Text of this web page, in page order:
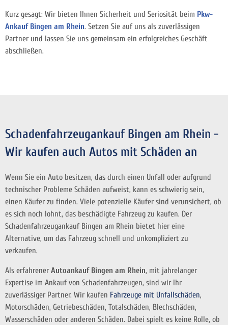
Kurz gesagt: Wir bieten Ihnen Sicherheit und Seriosität beim Pkw-
Ankauf Bingen am Rhein. Setzen Sie auf uns als zuverlässigen
Partner und lassen Sie uns gemeinsam ein erfolgreiches Geschäft
abschließen.
Schadenfahrzeugankauf Bingen am Rhein -
Wir kaufen auch Autos mit Schäden an
Wenn Sie ein Auto besitzen, das durch einen Unfall oder aufgrund
technischer Probleme Schäden aufweist, kann es schwierig sein,
einen Käufer zu finden. Viele potenzielle Käufer sind verunsichert, ob
es sich noch lohnt, das beschädigte Fahrzeug zu kaufen. Der
Schadenfahrzeugankauf Bingen am Rhein bietet hier eine
Alternative, um das Fahrzeug schnell und unkompliziert zu
verkaufen.
Als erfahrenerAutoankauf Bingen am Rhein, mit jahrelanger
Expertise im Ankauf von Schadenfahrzeugen, sind wir Ihr
zuverlässiger Partner. Wir kaufen Fahrzeuge mit Unfallschäden,
Motorschäden, Getriebeschäden, Totalschäden, Blechschäden,
Wasserschäden oder anderen Schäden. Dabei spielt es keine Rolle, ob